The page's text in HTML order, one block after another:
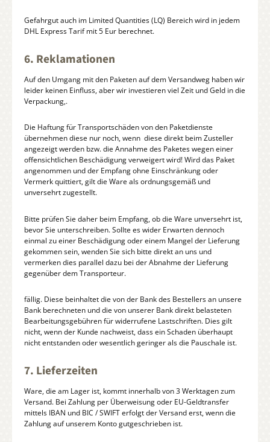
Gefahrgut auch im Limited Quantities (LQ) Bereich wird in jedem
DHL Express Tarif mit 5 Eur berechnet.
6. Reklamationen
Auf den Umgang mit den Paketen auf dem Versandweg haben wir
leider keinen Einfluss, aber wir investieren viel Zeit und Geld in die
Verpackung,.
Die Haftung für Transportschäden von den Paketdienste
übernehmen diese nur noch, wenn diese direkt beim Zusteller
angezeigt werden bzw. die Annahme des Paketes wegen einer
offensichtlichen Beschädigung verweigert wird! Wird das Paket
angenommen und der Empfang ohne Einschränkung oder
Vermerk quittiert, gilt die Ware als ordnungsgemäß und
unversehrt zugestellt.
Bitte prüfen Sie daher beim Empfang, ob die Ware unversehrt ist,
bevor Sie unterschreiben. Sollte es wider Erwarten dennoch
einmal zu einer Beschädigung oder einem Mangel der Lieferung
gekommen sein, wenden Sie sich bitte direkt an uns und
vermerken dies parallel dazu bei der Abnahme der Lieferung
gegenüber dem Transporteur.
fällig. Diese beinhaltet die von der Bank des Bestellers an unsere
Bank berechneten und die von unserer Bank direkt belasteten
Bearbeitungsgebühren für widerrufene Lastschriften. Dies gilt
nicht, wenn der Kunde nachweist, dass ein Schaden überhaupt
nicht entstanden oder wesentlich geringer als die Pauschale ist.
7. Lieferzeiten
Ware, die am Lager ist, kommt innerhalb von 3 Werktagen zum
Versand. Bei Zahlung per Überweisung oder EU-Geldtransfer
mittels IBAN und BIC / SWIFT erfolgt der Versand erst, wenn die
Zahlung auf unserem Konto gutgeschrieben ist.